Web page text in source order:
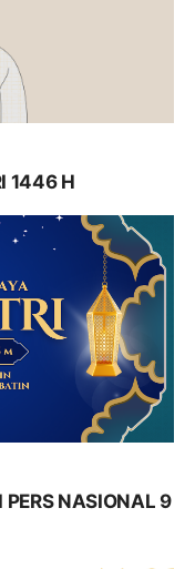
1446 H
PERS NASIONAL 9